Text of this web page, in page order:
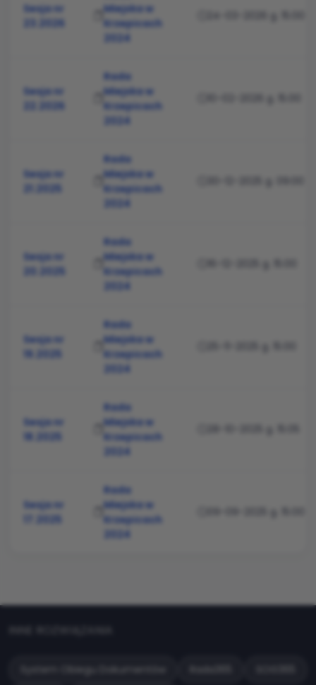
Sesja nr
23.2026
Miejska w
Krzepicach
2024
Sesja nr
22.2026
Rada
Miejska w
Krzepicach
2024
Sesja nr
Rada
Miejska w
Krzepicach
2024
Sesja nr
Rada
Miejska w
Krzepicach
2024
Sesja nr
19.2025
Rada
Miejska w
Krzepicach
2024
Sesja nr
18.2025
Rada
Miejska w
Krzepicach
2024
Sesja nr
Rada
Miejska w
Krzepicach
2024